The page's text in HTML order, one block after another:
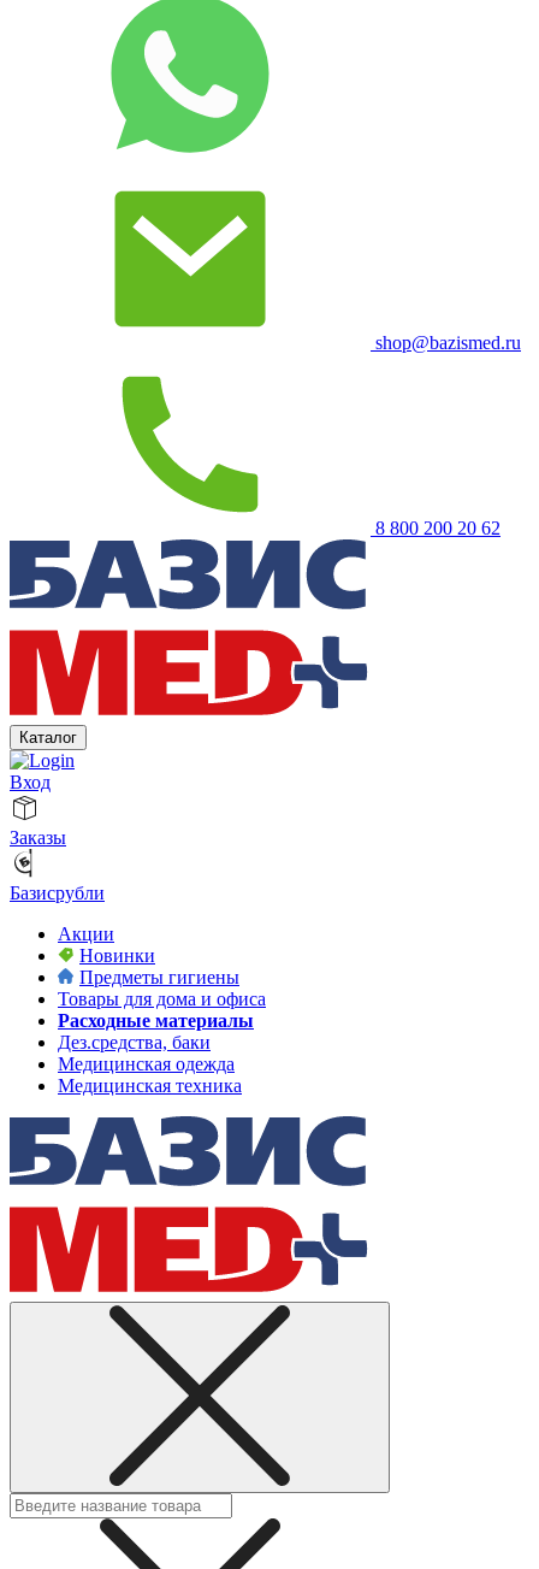
shop@bazismed.ru
8 800 200 20 62
Каталог
Вход
Заказы
Базисрубли
Акции
Новинки
Предметы гигиены
Товары для дома и офиса
Расходные материалы
Дез.средства, баки
Медицинская одежда
Медицинская техника